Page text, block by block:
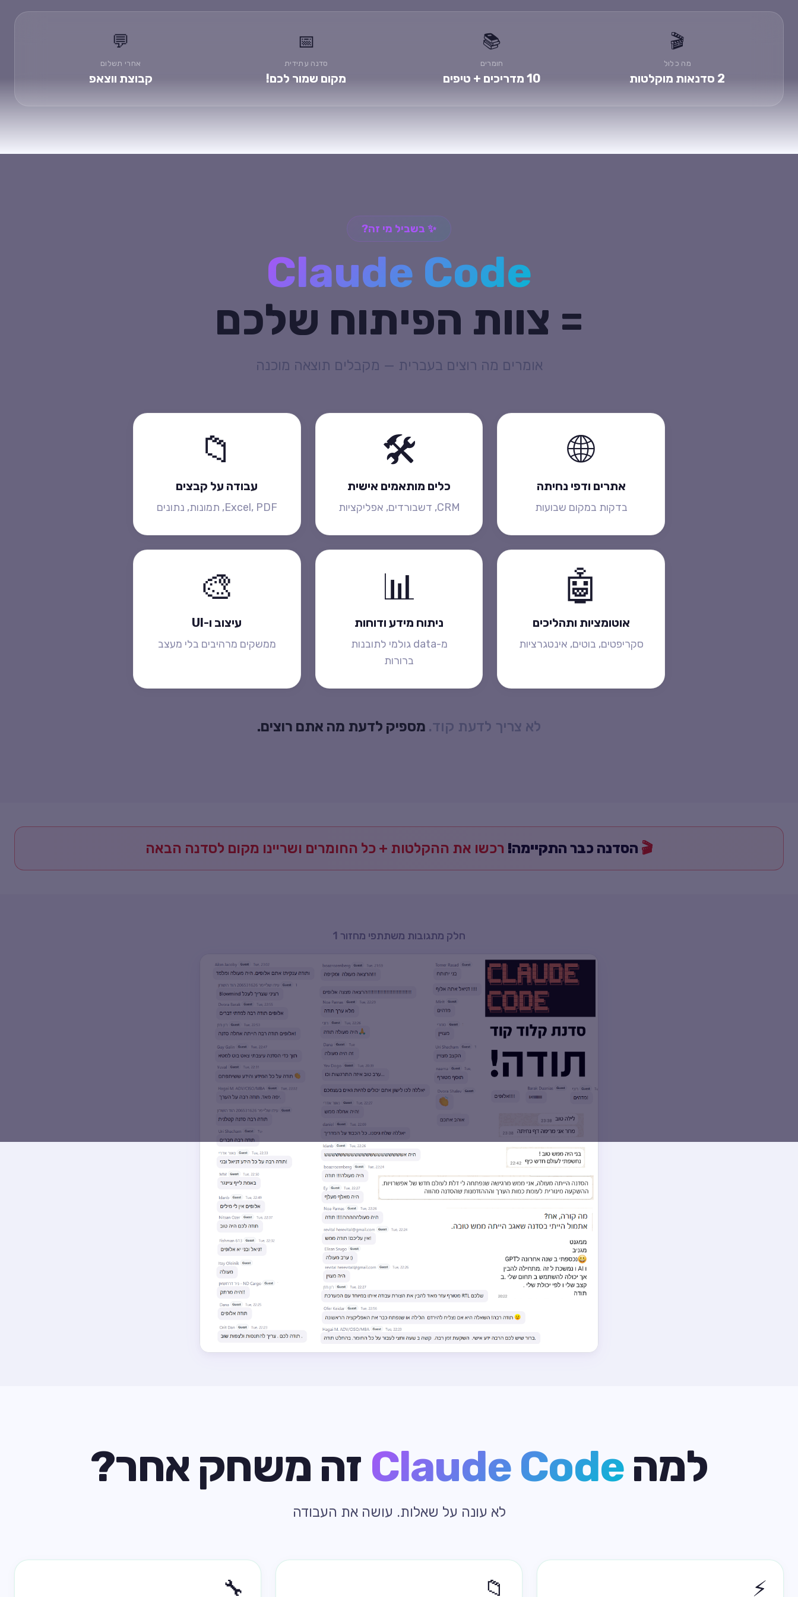
🎬
מה כלול
2 סדנאות מוקלטות
📚
חומרים
10 מדריכים + טיפים
📅
סדנה עתידית
מקום שמור לכם!
💬
אחרי תשלום
קבוצת ווצאפ
✨ בשביל מי זה?
Claude Code
= צוות הפיתוח שלכם
אומרים מה רוצים בעברית — מקבלים תוצאה מוכנה
🌐
אתרים ודפי נחיתה
בדקות במקום שבועות
🛠️
כלים מותאמים אישית
CRM, דשבורדים, אפליקציות
📁
עבודה על קבצים
Excel, PDF, תמונות, נתונים
🤖
אוטומציות ותהליכים
סקריפטים, בוטים, אינטגרציות
📊
ניתוח מידע ודוחות
מ-data גולמי לתובנות
ברורות
🎨
עיצוב ו-UI
ממשקים מרהיבים בלי מעצב
לא צריך לדעת קוד. מספיק לדעת מה אתם רוצים.
🎬 הסדנה כבר התקיימה! רכשו את ההקלטות + כל החומרים ושריינו מקום לסדנה הבאה
חלק מתגובות משתתפי מחזור 1
למה Claude Code זה משחק אחר?
לא עונה על שאלות. עושה את העבודה
⚡
📁
🔧